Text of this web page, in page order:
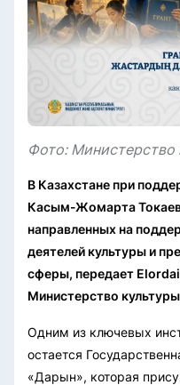
Фото:
В Казахстане при
Касым-Жомарта
направленных на
деятелей культуры и
сферы, передает
Министерство
Одним из ключевых
остается
«Дарын», которая